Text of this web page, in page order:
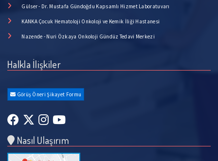
Gülser - Dr. Mustafa Gündoğdu Kapsamlı Hizmet Laboratuvarı
KANKA Çocuk Hematoloji Onkoloji ve Kemik İliği Hastanesi
Nazende - Nuri Özkaya Onkoloji Gündüz Tedavi Merkezi
Halkla İlişkiler
Görüş Öneri Şikayet Formu
Nasıl Ulaşırım